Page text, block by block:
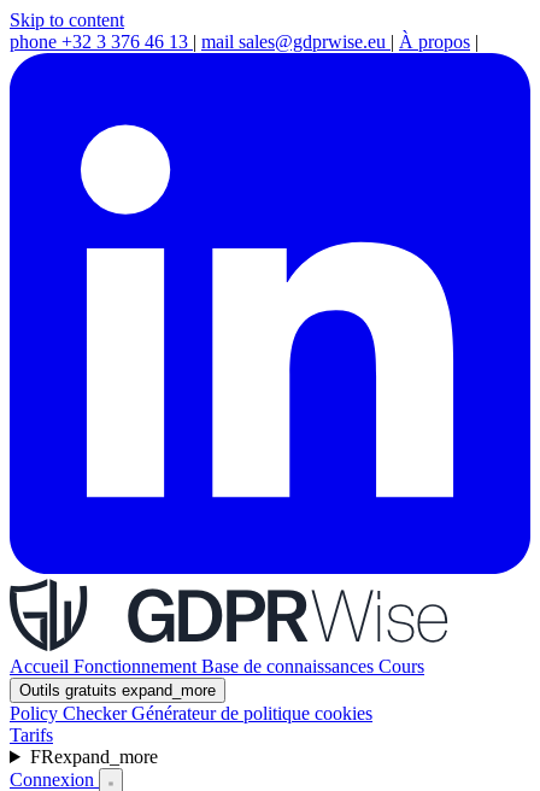
Skip to content
phone +32 3 376 46 13 | mail sales@gdprwise.eu | À propos |
Accueil Fonctionnement Base de connaissances Cours
Outils gratuits expand_more
Policy CheckerGénérateur de politique cookies
Tarifs
FRexpand_more
Connexion